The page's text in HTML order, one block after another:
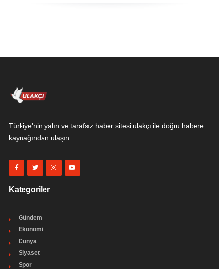
Türkiye'nin yalın ve tarafsız haber sitesi ulakçı ile doğru habere
kaynağından ulaşın.
Kategoriler
Gündem
Ekonomi
Dünya
Siyaset
Spor